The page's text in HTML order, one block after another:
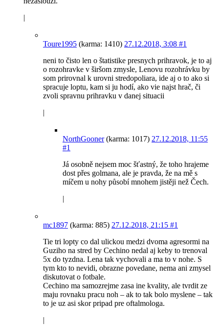
|
Toure1995 (karma: 1410) 27.12.2018, 3:08 #1
neni to čisto len o štatistike presnych prihravok, je to aj
o rozohravke v širšom zmysle, Lenovu rozohrávku by
som prirovnal k urovni stredopoliara, ide aj o to ako si
spracuje loptu, kam si ju hodí, ako vie najst hrač, či
zvoli spravnu prihravku v danej situacii
|
NorthGooner(karma: 1017) 27.12.2018, 11:55
#1
Já osobně nejsem moc šťastný, že toho hrajeme
dost přes golmana, ale je pravda, že na mě s
míčem u nohy působí mnohem jistěji než Čech.
|
mc1897 (karma: 885) 27.12.2018, 21:15 #1
Tie tri lopty co dal ulickou medzi dvoma agresormi na
Guziho na stred by Cechino nedal aj keby to trenoval
5x do tyzdna. Lena tak vychovali a ma to v nohe. S
tym kto to nevidi, obrazne povedane, nema ani zmysel
diskutovat o fotbale.
Cechino ma samozrejme zasa ine kvality, ale tvrdit ze
maju rovnaku pracu noh – ak to tak bolo myslene – tak
to je uz asi skor pripad pre oftalmologa.
|